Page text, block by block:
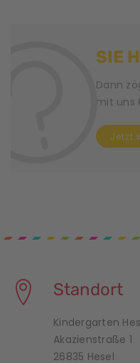
SIE
Dann
mit uns
Jetzt
Standort
Kindergarten
Akazienstraße 1
26835 Hesel